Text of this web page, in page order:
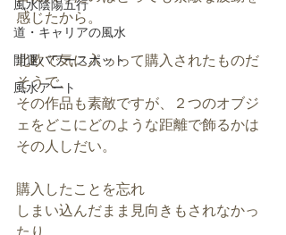
風水陰陽五行
道・キャリアの風水
開運パワースポット
風水アート
感じたから。
北欧で気に入っって購入されたものだ
そうで、
その作品も素敵ですが、２つのオブジ
ェをどこにどのような距離で飾るかは
その人しだい。
購入したことを忘れ
しまい込んだまま見向きもされなかっ